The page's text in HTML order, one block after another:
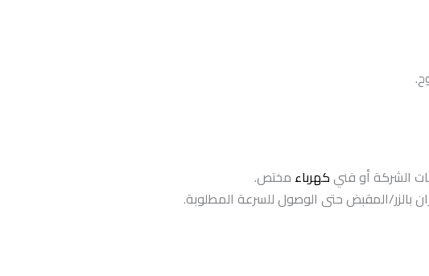
الشركة أو فنيكهرباء مختص.
بالزر/المقبض حتى الوصول للسرعة المطلوبة.